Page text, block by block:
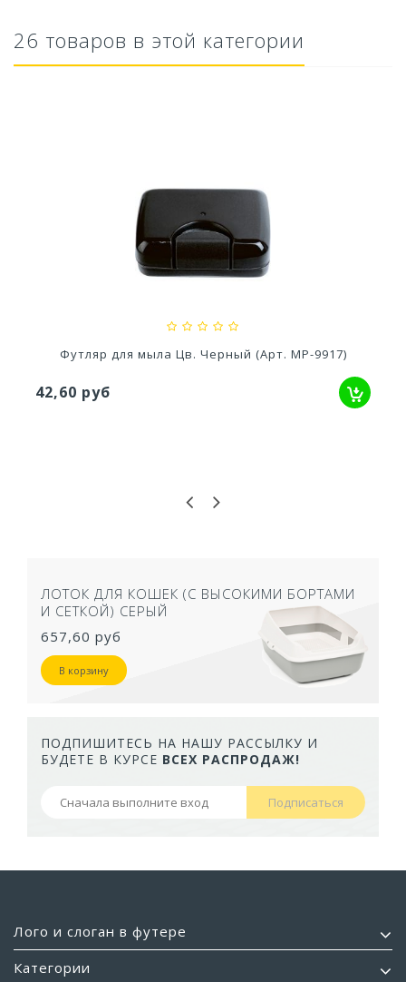
Кресло Palermo 570x630x780мм
1 529,33 руб
26 товаров в этой категории
Футляр для мыла Цв. Черный (Арт. МР-9917)
42,60 руб
ЛОТОК ДЛЯ КОШЕК (С ВЫСОКИМИ БОРТАМИ
И СЕТКОЙ) СЕРЫЙ
657,60 руб
В корзину
ПОДПИШИТЕСЬ НА НАШУ РАССЫЛКУ И
БУДЕТЕ В КУРСЕ ВСЕХ РАСПРОДАЖ!
Подписаться
Лого и слоган в футере
Категории